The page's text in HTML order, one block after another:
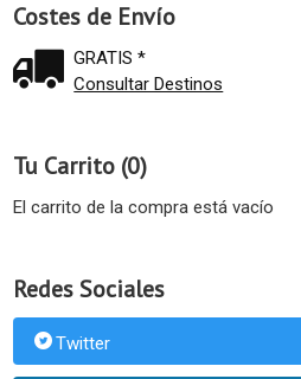
Costes de Envío
GRATIS *
Consultar Destinos
Tu Carrito (0)
El carrito de la compra está vacío
Redes Sociales
Twitter